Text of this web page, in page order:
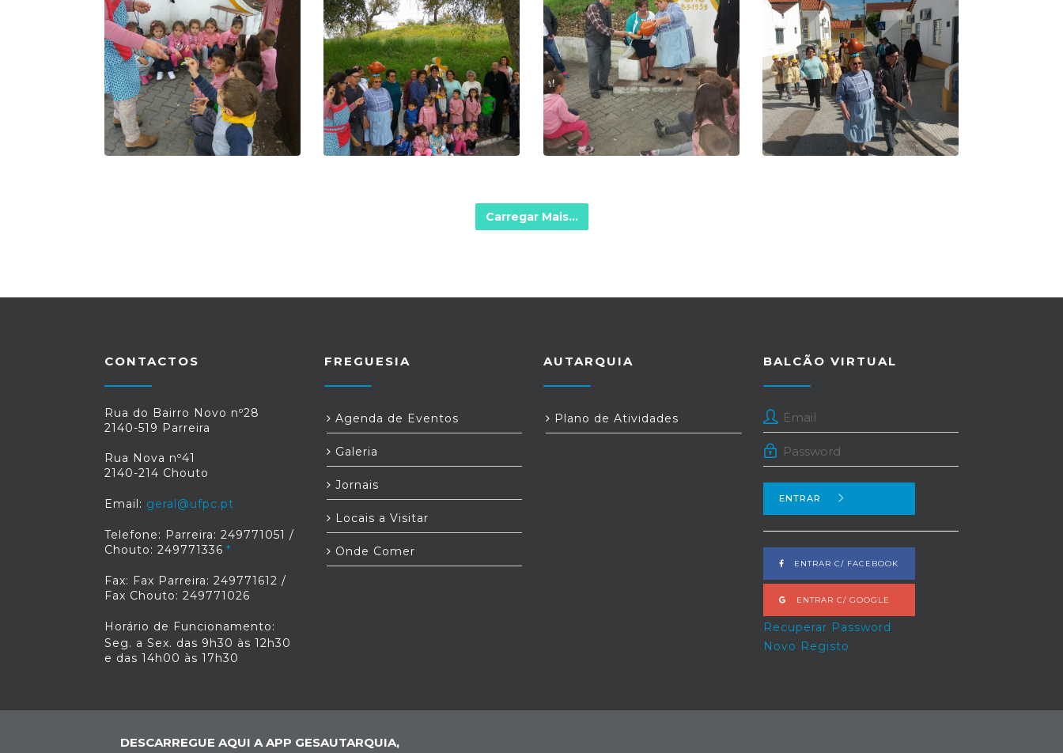
Carregar Mais...
CONTACTOS
Rua do Bairro Novo nº28
2140-519 Parreira
Rua Nova nº41
2140-214 Chouto
Email: geral@ufpc.pt
Telefone: Parreira: 249771051 /
Chouto: 249771336
Fax: Fax Parreira: 249771612 /
Fax Chouto: 249771026
Horário de Funcionamento:
Seg. a Sex. das 9h30 às 12h30
e das 14h00 às 17h30
FREGUESIA
Agenda de Eventos
Galeria
Jornais
Locais a Visitar
Onde Comer
AUTARQUIA
Plano de Atividades
BALCÃO VIRTUAL
ENTRAR
ENTRAR C/ FACEBOOK
ENTRAR C/ GOOGLE
Recuperar Password
Novo Registo
DESCARREGUE AQUI A APP GESAUTARQUIA,